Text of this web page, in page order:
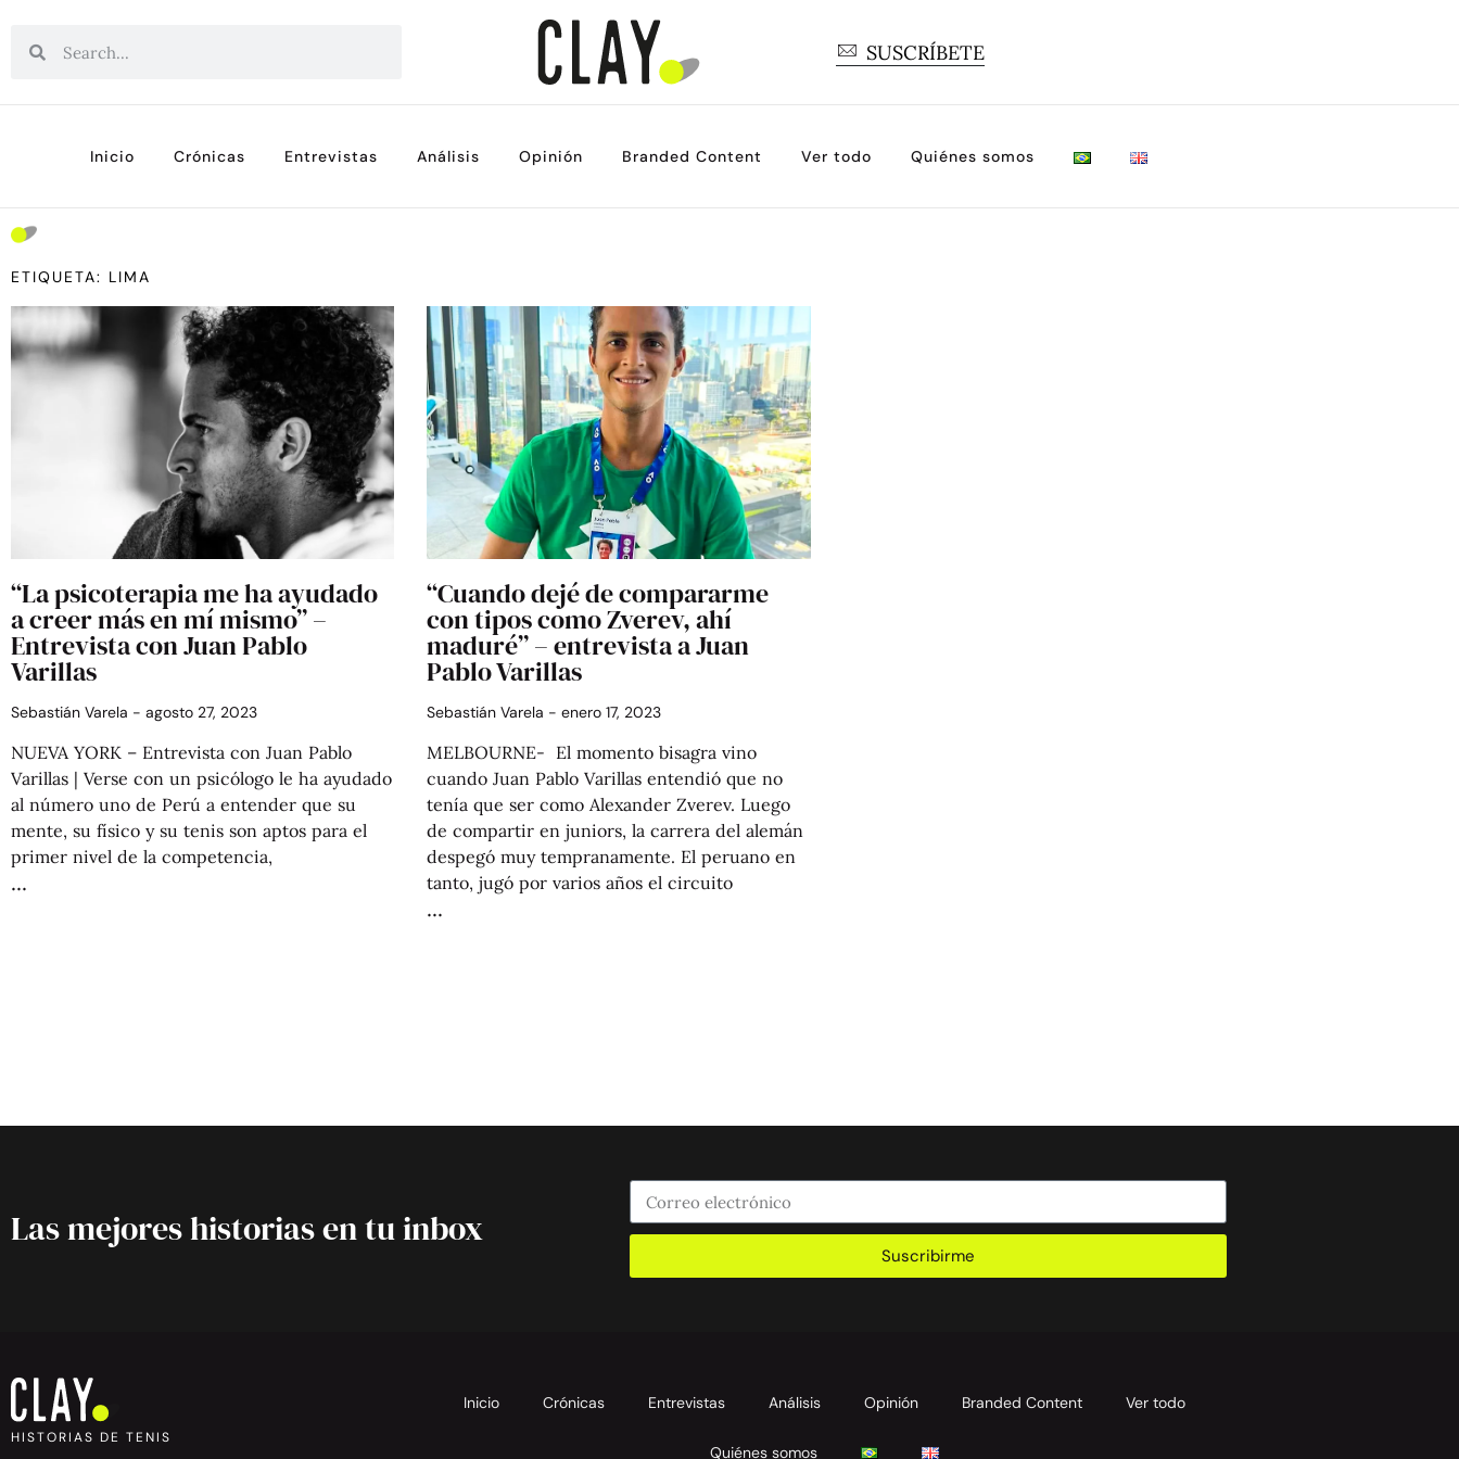
SUSCRÍBETE
Inicio Crónicas Entrevistas Análisis Opinión Branded Content Ver todo Quiénes somos
ETIQUETA: LIMA
“La psicoterapia me ha ayudado
a creer más en mí mismo” –
Entrevista con Juan Pablo
Varillas
Sebastián Varela agosto 27, 2023
NUEVA YORK – Entrevista con Juan Pablo
Varillas | Verse con un psicólogo le ha ayudado
al número uno de Perú a entender que su
mente, su físico y su tenis son aptos para el
primer nivel de la competencia,
“Cuando dejé de compararme
con tipos como Zverev, ahí
maduré” – entrevista a Juan
Pablo Varillas
Sebastián Varela enero 17, 2023
MELBOURNE- El momento bisagra vino
cuando Juan Pablo Varillas entendió que no
tenía que ser como Alexander Zverev. Luego
de compartir en juniors, la carrera del alemán
despegó muy tempranamente. El peruano en
tanto, jugó por varios años el circuito
Las mejores historias en tu inbox
Suscribirme
HISTORIAS DE TENIS
Inicio Crónicas Entrevistas Análisis Opinión Branded Content Ver todo
Quiénes somos